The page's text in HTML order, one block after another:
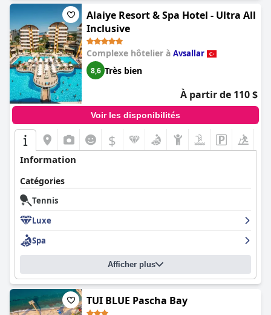
Alaiye Resort & Spa Hotel - Ultra All
Inclusive
Complexe hôtelier à Avsallar
8,6 Très bien
À partir de 110 $
Voir les disponibilités
$
Information
Catégories
Tennis
Luxe
Spa
Afficher plus
TUI BLUE Pascha Bay